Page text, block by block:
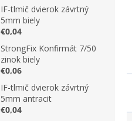
IF-tlmič dvierok závrtný
5mm biely
€0,04
StrongFix Konfirmát 7/50
zinok biely
€0,06
IF-tlmič dvierok závrtný
5mm antracit
€0,04